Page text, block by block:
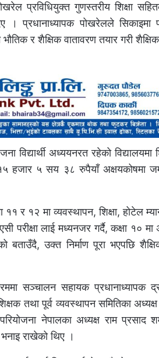
प्रविधियुक्त गुणस्तरीय शिक्षा
प्रधानाध्यापक पोखरेलले सिकाइमा
र शैक्षिक वातावरण तयार गरी
अध्ययनरत रहेको विद्यालयमा
हजार ५ सय ३८ रुपैयाँ अक्षयकोषमा
११ र १२ मा व्यवस्थापन, शिक्षा, होटेल
परीक्षा लाई मध्यनजर गर्दै, कक्षा १०
बताउँदै, उक्त निर्माण पूरा भएपछि
सञ्चालन सहायक
तथा पूर्व व्यवस्थापन समितिका अध्यक्ष
नेपालका अध्यक्ष राम प्रसाद
राखेको थिए ।